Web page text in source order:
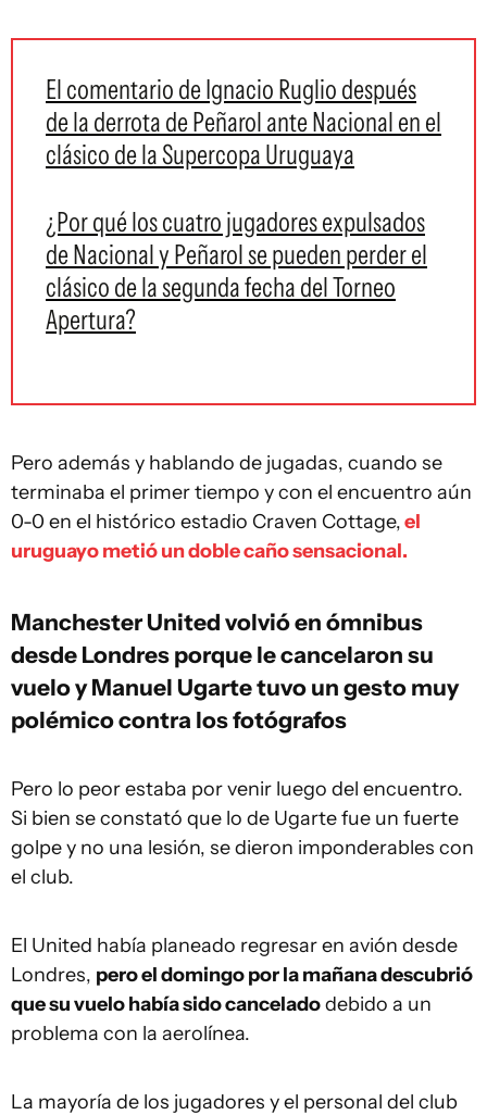
El comentario de Ignacio Ruglio después
de la derrota de Peñarol ante Nacional en el
clásico de la Supercopa Uruguaya
¿Por qué los cuatro jugadores expulsados
de Nacional y Peñarol se pueden perder el
clásico de la segunda fecha del Torneo
Apertura?
Pero además y hablando de jugadas, cuando se
terminaba el primer tiempo y con el encuentro aún
0-0 en el histórico estadio Craven Cottage,el
uruguayo metió un doble caño sensacional.
Manchester United volvió en ómnibus
desde Londres porque le cancelaron su
vuelo y Manuel Ugarte tuvo un gesto muy
polémico contra los fotógrafos
Pero lo peor estaba por venir luego del encuentro.
Si bien se constató que lo de Ugarte fue un fuerte
golpe y no una lesión, se dieron imponderables con
el club.
El United había planeado regresar en avión desde
Londres, pero el domingo por la mañana descubrió
que su vuelo había sido canceladodebido a un
problema con la aerolínea.
La mayoría de los jugadores y el personal del club